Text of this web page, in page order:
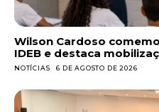
Wilson Cardoso
IDEB e destaca
NOTÍCIAS 6 DE AGOSTO DE 2026